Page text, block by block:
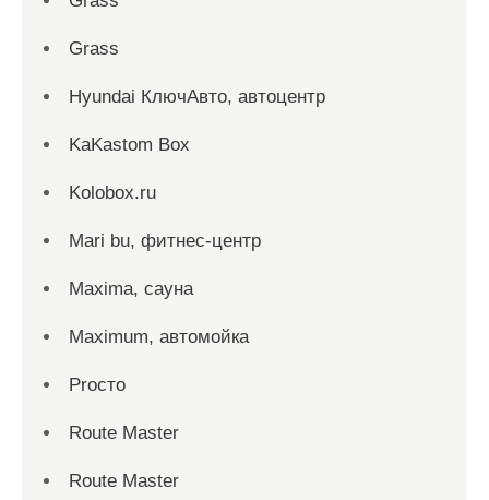
Grass
Hyundai КлючАвто, автоцентр
KaKastom Box
Kolobox.ru
Mari bu, фитнес-центр
Maxima, сауна
Maximum, автомойка
Proсто
Route Master
Route Master